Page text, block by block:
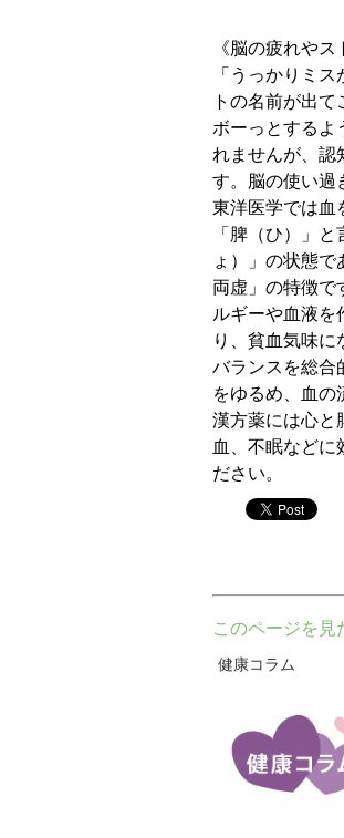
《脳の疲れや
「うっかりミ
トの名前が出
ボーっとする
れませんが、認
す。脳の使い過
東洋医学では血
「脾（ひ）」
ょ）」の状態
両虚」の特徴
ルギーや血液を
り、貧血気味
バランスを総合
をゆるめ、血の
漢方薬には心と
血、不眠などに
ださい。
このページを見
健康コラム